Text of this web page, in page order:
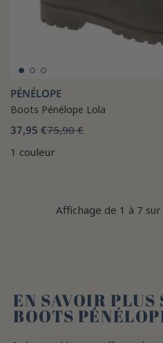
PÉNÉLOPE
Boots Pénélope Lola
37,95 €75,90 €
1 couleur
Affichage de 1 à 7
EN SAVOIR PLUS
BOOTS